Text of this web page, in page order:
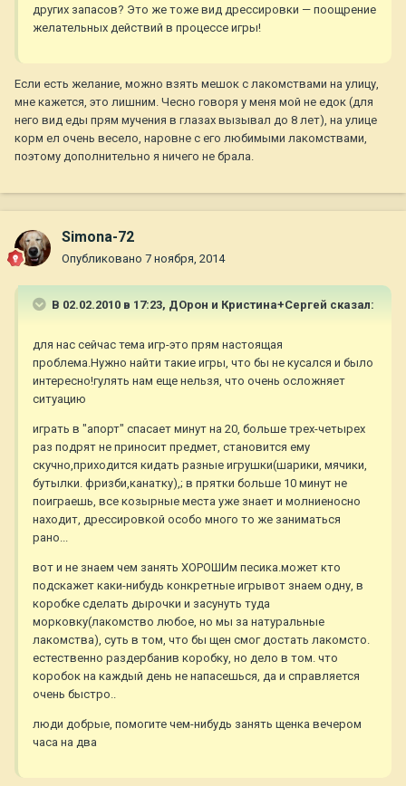
других запасов? Это же тоже вид дрессировки — поощрение
желательных действий в процессе игры!
Если есть желание, можно взять мешок с лакомствами на улицу,
мне кажется, это лишним. Чесно говоря у меня мой не едок (для
него вид еды прям мучения в глазах вызывал до 8 лет), на улице
корм ел очень весело, наровне с его любимыми лакомствами,
поэтому дополнительно я ничего не брала.
Simona-72
Опубликовано 7 ноября, 2014
В 02.02.2010 в 17:23, ДОрон и Кристина+Сергей сказал:
для нас сейчас тема игр-это прям настоящая
проблема.Нужно найти такие игры, что бы не кусался и было
интересно!гулять нам еще нельзя, что очень осложняет
ситуацию
играть в "апорт" спасает минут на 20, больше трех-четырех
раз подрят не приносит предмет, становится ему
скучно,приходится кидать разные игрушки(шарики, мячики,
бутылки. фризби,канатку),; в прятки больше 10 минут не
поиграешь, все козырные места уже знает и молниеносно
находит, дрессировкой особо много то же заниматься
рано...
вот и не знаем чем занять ХОРОШИм песика.может кто
подскажет каки-нибудь конкретные игрывот знаем одну, в
коробке сделать дырочки и засунуть туда
морковку(лакомство любое, но мы за натуральные
лакомства), суть в том, что бы щен смог достать лакомсто.
естественно раздербанив коробку, но дело в том. что
коробок на каждый день не напасешься, да и справляется
очень быстро..
люди добрые, помогите чем-нибудь занять щенка вечером
часа на два